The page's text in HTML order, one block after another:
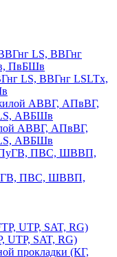
LS, ВВГнг LSLTx,
АВВГ, АПвВГ,
АВБШв
ПВС, ШВВП,
UTP, SAT, RG)